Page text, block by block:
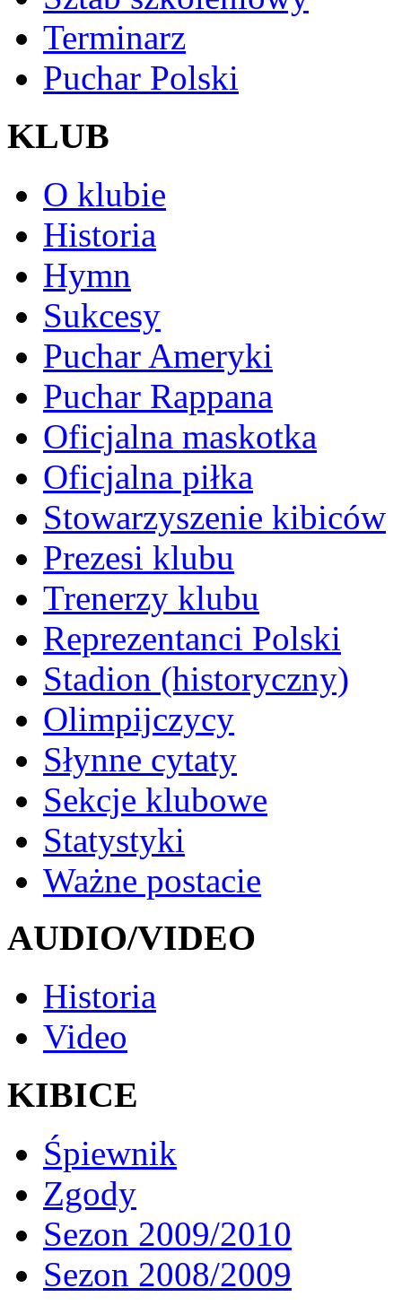
Terminarz
Puchar Polski
KLUB
O klubie
Historia
Hymn
Sukcesy
Puchar Ameryki
Puchar Rappana
Oficjalna maskotka
Oficjalna piłka
Stowarzyszenie kibiców
Prezesi klubu
Trenerzy klubu
Reprezentanci Polski
Stadion (historyczny)
Olimpijczycy
Słynne cytaty
Sekcje klubowe
Statystyki
Ważne postacie
AUDIO/VIDEO
Historia
Video
KIBICE
Śpiewnik
Zgody
Sezon 2009/2010
Sezon 2008/2009